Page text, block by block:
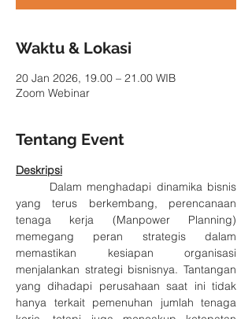
Waktu & Lokasi
20 Jan 2026, 19.00 – 21.00 WIB
Zoom Webinar
Tentang Event
Deskripsi
yang terus berkembang, perencanaan
tenaga kerja (Manpower Planning)
memegang peran strategis dalam
memastikan kesiapan organisasi
menjalankan strategi bisnisnya. Tantangan
yang dihadapi perusahaan saat ini tidak
hanya terkait pemenuhan jumlah tenaga